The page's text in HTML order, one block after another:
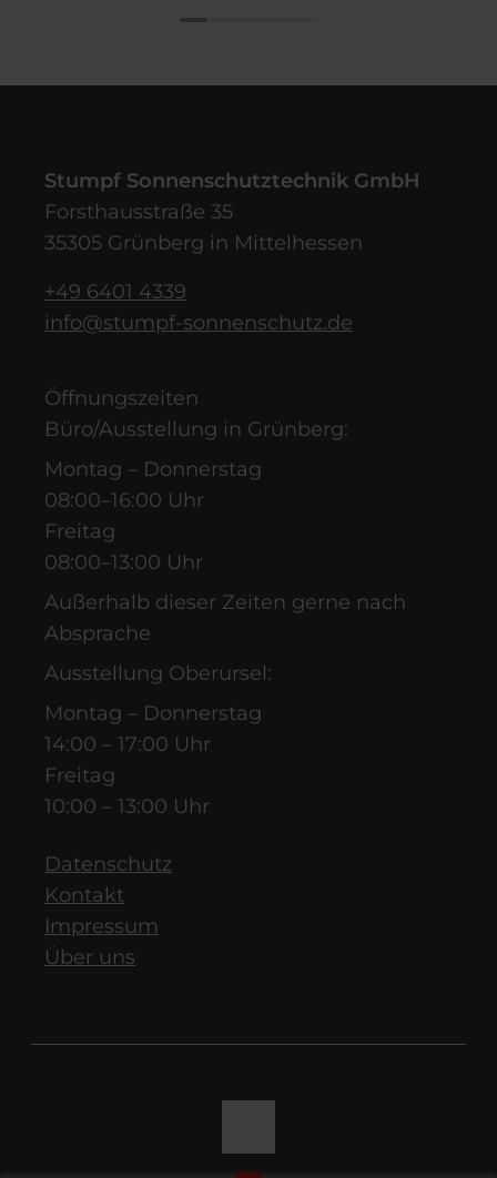
Stumpf Sonnenschutztechnik GmbH
Forsthausstraße 35
35305 Grünberg in Mittelhessen
+49 6401 4339
info@stumpf-sonnenschutz.de
Öffnungszeiten
Büro/Ausstellung in Grünberg:
Montag – Donnerstag
08:00–16:00 Uhr
Freitag
08:00–13:00 Uhr
Außerhalb dieser Zeiten gerne nach
Absprache
Ausstellung Oberursel:
Montag – Donnerstag
14:00 – 17:00 Uhr
Freitag
10:00 – 13:00 Uhr
Datenschutz
Kontakt
Impressum
Über uns